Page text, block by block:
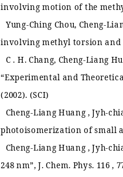
involving motion of the
Yung-Ching Chou, Cheng-
involving methyl torsion and
C . H. Chang, Cheng-Liang
“Experimental and
(2002). (SCI)
Cheng-Liang Huang , Jyh-
photoisomerization of small
Cheng-Liang Huang , Jyh-
248 nm”, J. Chem. Phys. 116 ,